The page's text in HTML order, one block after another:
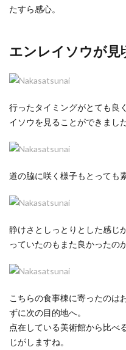
たすら感心。
エンレイソウが見
行ったタイミングがとても良
イソウを見ることができました
道の脇に咲く様子もとっても
静けさとしっとりとした感じ
っていたのもまた良かったのか
こちらの食事棟に寄ったのは
ずに次の目的地へ。
点在している美術館から比べ
じがしますね。